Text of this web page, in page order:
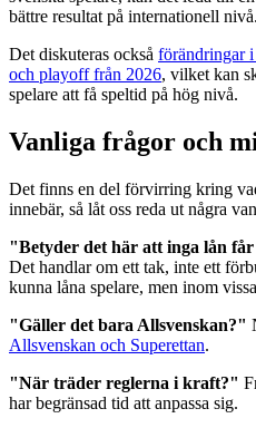
bättre resultat på internationell nivå.
Det diskuteras också förändringar i
och playoff från 2026, vilket kan
spelare att få speltid på hög nivå.
Vanliga frågor och
Det finns en del förvirring kring
innebär, så låt oss reda ut några
"Betyder det här att inga lån
Det handlar om ett tak, inte ett
kunna låna spelare, men inom
"Gäller det bara Allsvenskan?"
Allsvenskan och Superettan.
"När träder reglerna i kraft?"
har begränsad tid att anpassa sig.